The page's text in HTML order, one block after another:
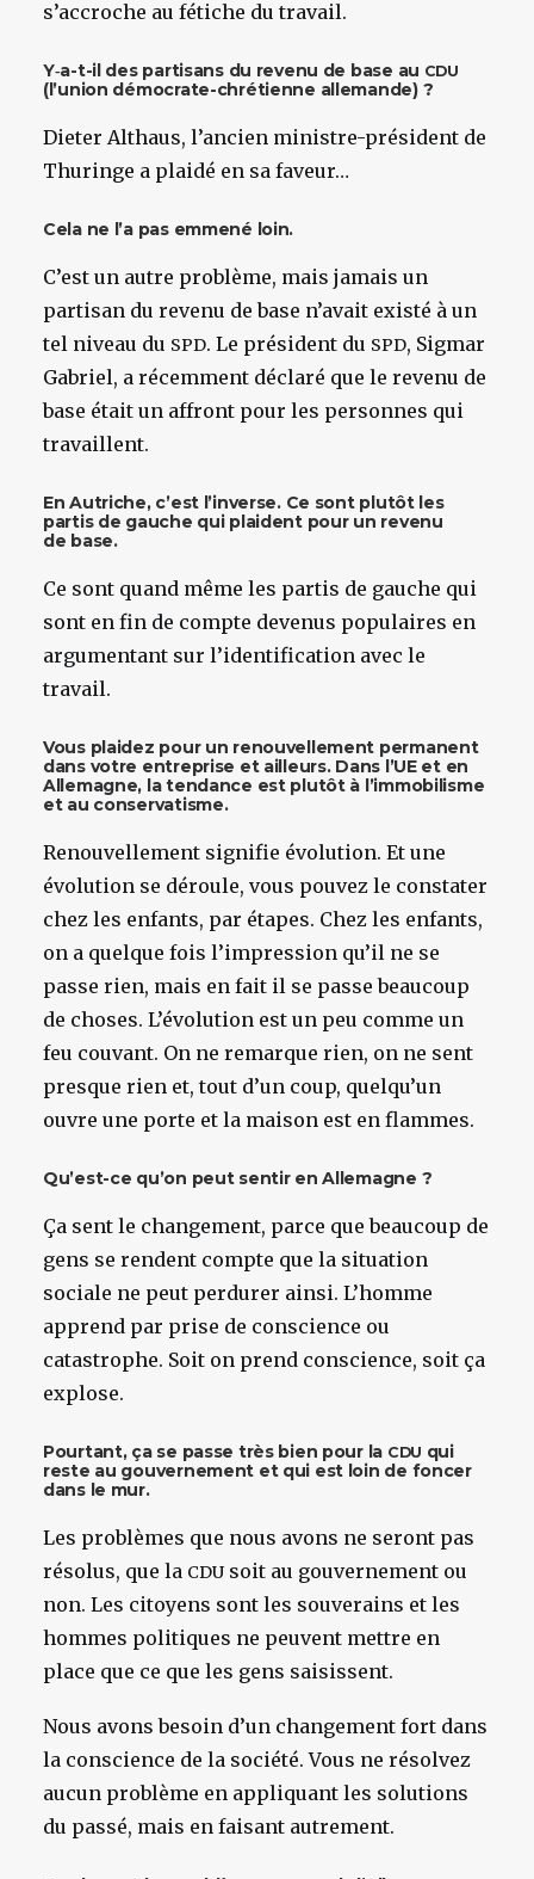
s’accroche au fétiche du travail.
Y‑a-t-il des partisans du revenu de base au CDU
(l’union démocrate-chrétienne allemande) ?
Dieter Althaus, l’ancien ministre-président de
Thuringe a plaidé en sa faveur…
Cela ne l’a pas emmené loin.
C’est un autre problème, mais jamais un
partisan du revenu de base n’avait existé à un
tel niveau du SPD. Le président du SPD, Sigmar
Gabriel, a récemment déclaré que le revenu de
base était un affront pour les personnes qui
travaillent.
En Autriche, c’est l’inverse. Ce sont plutôt les
partis de gauche qui plaident pour un revenu
de base.
Ce sont quand même les partis de gauche qui
sont en fin de compte devenus populaires en
argumentant sur l’identification avec le
travail.
Vous plaidez pour un renouvellement permanent
dans votre entreprise et ailleurs. Dans l’UE et en
Allemagne, la tendance est plutôt à l’immobilisme
et au conservatisme.
Renouvellement signifie évolution. Et une
évolution se déroule, vous pouvez le constater
chez les enfants, par étapes. Chez les enfants,
on a quelque fois l’impression qu’il ne se
passe rien, mais en fait il se passe beaucoup
de choses. L’évolution est un peu comme un
feu couvant. On ne remarque rien, on ne sent
presque rien et, tout d’un coup, quelqu’un
ouvre une porte et la maison est en flammes.
Qu’est-ce qu’on peut sentir en Allemagne ?
Ça sent le changement, parce que beaucoup de
gens se rendent compte que la situation
sociale ne peut perdurer ainsi. L’homme
apprend par prise de conscience ou
catastrophe. Soit on prend conscience, soit ça
explose.
Pourtant, ça se passe très bien pour la CDU qui
reste au gouvernement et qui est loin de foncer
dans le mur.
Les problèmes que nous avons ne seront pas
résolus, que la CDU soit au gouvernement ou
non. Les citoyens sont les souverains et les
hommes politiques ne peuvent mettre en
place que ce que les gens saisissent.
Nous avons besoin d’un changement fort dans
la conscience de la société. Vous ne résolvez
aucun problème en appliquant les solutions
du passé, mais en faisant autrement.